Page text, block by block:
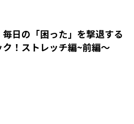
毎日の「困った」を撃退する
！ストレッチ編~前編～